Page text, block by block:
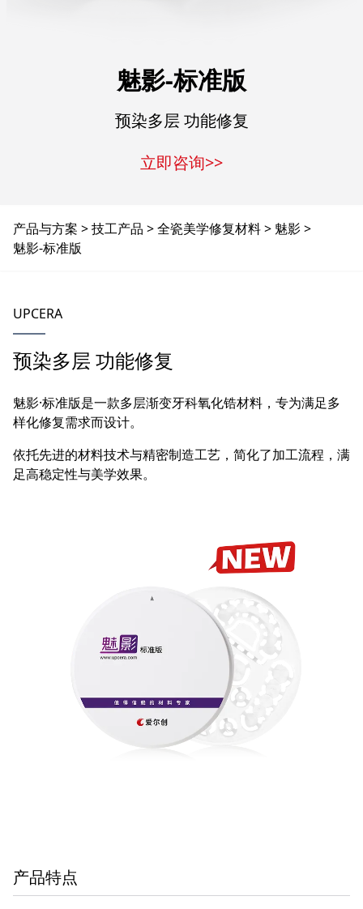
魅影-标准版
预染多层 功能修复
立即咨询>>
产品与方案 技工产品 全瓷美学修复材料
魅影
魅影-标准版
UPCERA
预染多层 功能修复
魅影·标准版是一款多层渐变牙科氧化锆材料，专为满足多
样化修复需求而设计。
依托先进的材料技术与精密制造工艺，简化了加工流程，满
足高稳定性与美学效果。
产品特点